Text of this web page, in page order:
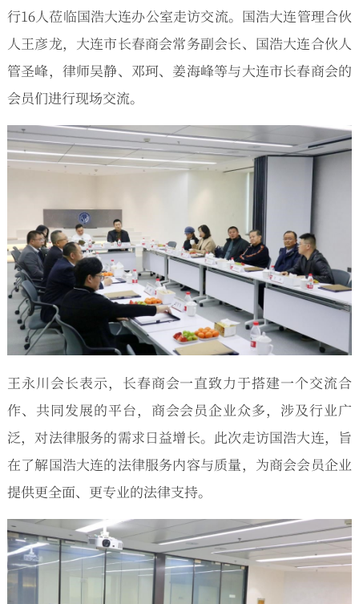
行16人莅临国浩大连办公室走访交流。国浩大连管理合伙
人王彦龙，大连市长春商会常务副会长、国浩大连合伙人
管圣峰，律师吴静、邓珂、姜海峰等与大连市长春商会的
会员们进行现场交流。
王永川会长表示，长春商会一直致力于搭建一个交流合
作、共同发展的平台，商会会员企业众多，涉及行业广
泛，对法律服务的需求日益增长。此次走访国浩大连，旨
在了解国浩大连的法律服务内容与质量，为商会会员企业
提供更全面、更专业的法律支持。